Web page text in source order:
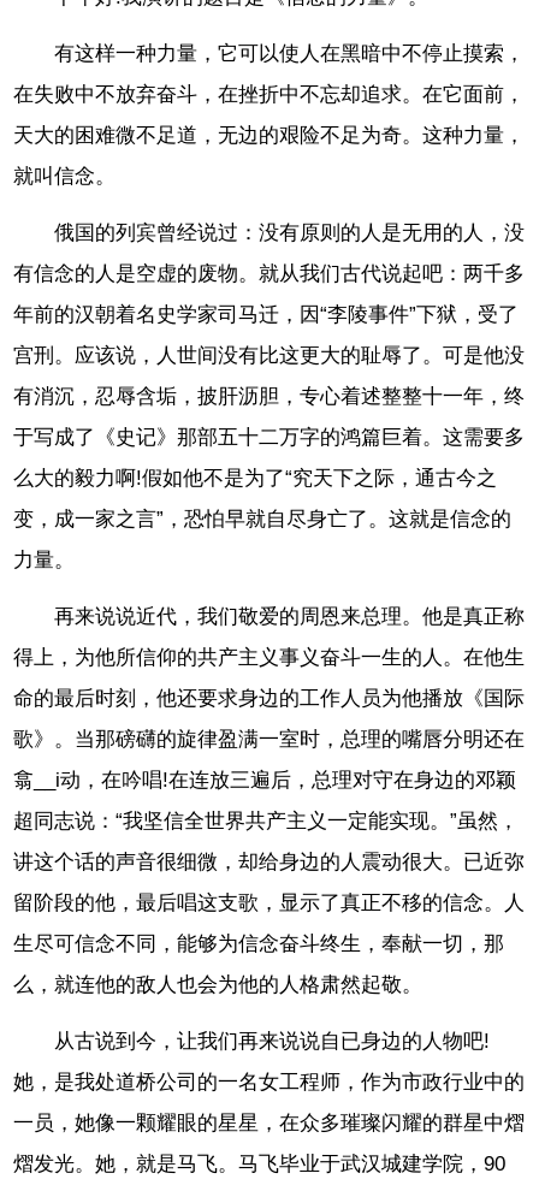
有这样一种力量，它可以使人在黑暗中不停止摸索，
在失败中不放弃奋斗，在挫折中不忘却追求。在它面前，
天大的困难微不足道，无边的艰险不足为奇。这种力量，
就叫信念。
俄国的列宾曾经说过：没有原则的人是无用的人，没
有信念的人是空虚的废物。就从我们古代说起吧：两千多
年前的汉朝着名史学家司马迁，因“李陵事件”下狱，受了
宫刑。应该说，人世间没有比这更大的耻辱了。可是他没
有消沉，忍辱含垢，披肝沥胆，专心着述整整十一年，终
于写成了《史记》那部五十二万字的鸿篇巨着。这需要多
么大的毅力啊!假如他不是为了“究天下之际，通古今之
变，成一家之言”，恐怕早就自尽身亡了。这就是信念的
力量。
再来说说近代，我们敬爱的周恩来总理。他是真正称
得上，为他所信仰的共产主义事义奋斗一生的人。在他生
命的最后时刻，他还要求身边的工作人员为他播放《国际
歌》。当那磅礴的旋律盈满一室时，总理的嘴唇分明还在
翕__i动，在吟唱!在连放三遍后，总理对守在身边的邓颖
超同志说：“我坚信全世界共产主义一定能实现。”虽然，
讲这个话的声音很细微，却给身边的人震动很大。已近弥
留阶段的他，最后唱这支歌，显示了真正不移的信念。人
生尽可信念不同，能够为信念奋斗终生，奉献一切，那
么，就连他的敌人也会为他的人格肃然起敬。
从古说到今，让我们再来说说自已身边的人物吧!
她，是我处道桥公司的一名女工程师，作为市政行业中的
一员，她像一颗耀眼的星星，在众多璀璨闪耀的群星中熠
熠发光。她，就是马飞。马飞毕业于武汉城建学院，90